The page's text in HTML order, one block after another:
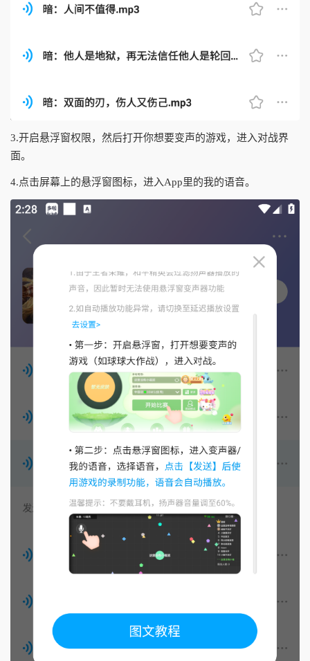
3.开启悬浮窗权限，然后打开你想要变声的游戏，进入对战界
面。
4.点击屏幕上的悬浮窗图标，进入App里的我的语音。